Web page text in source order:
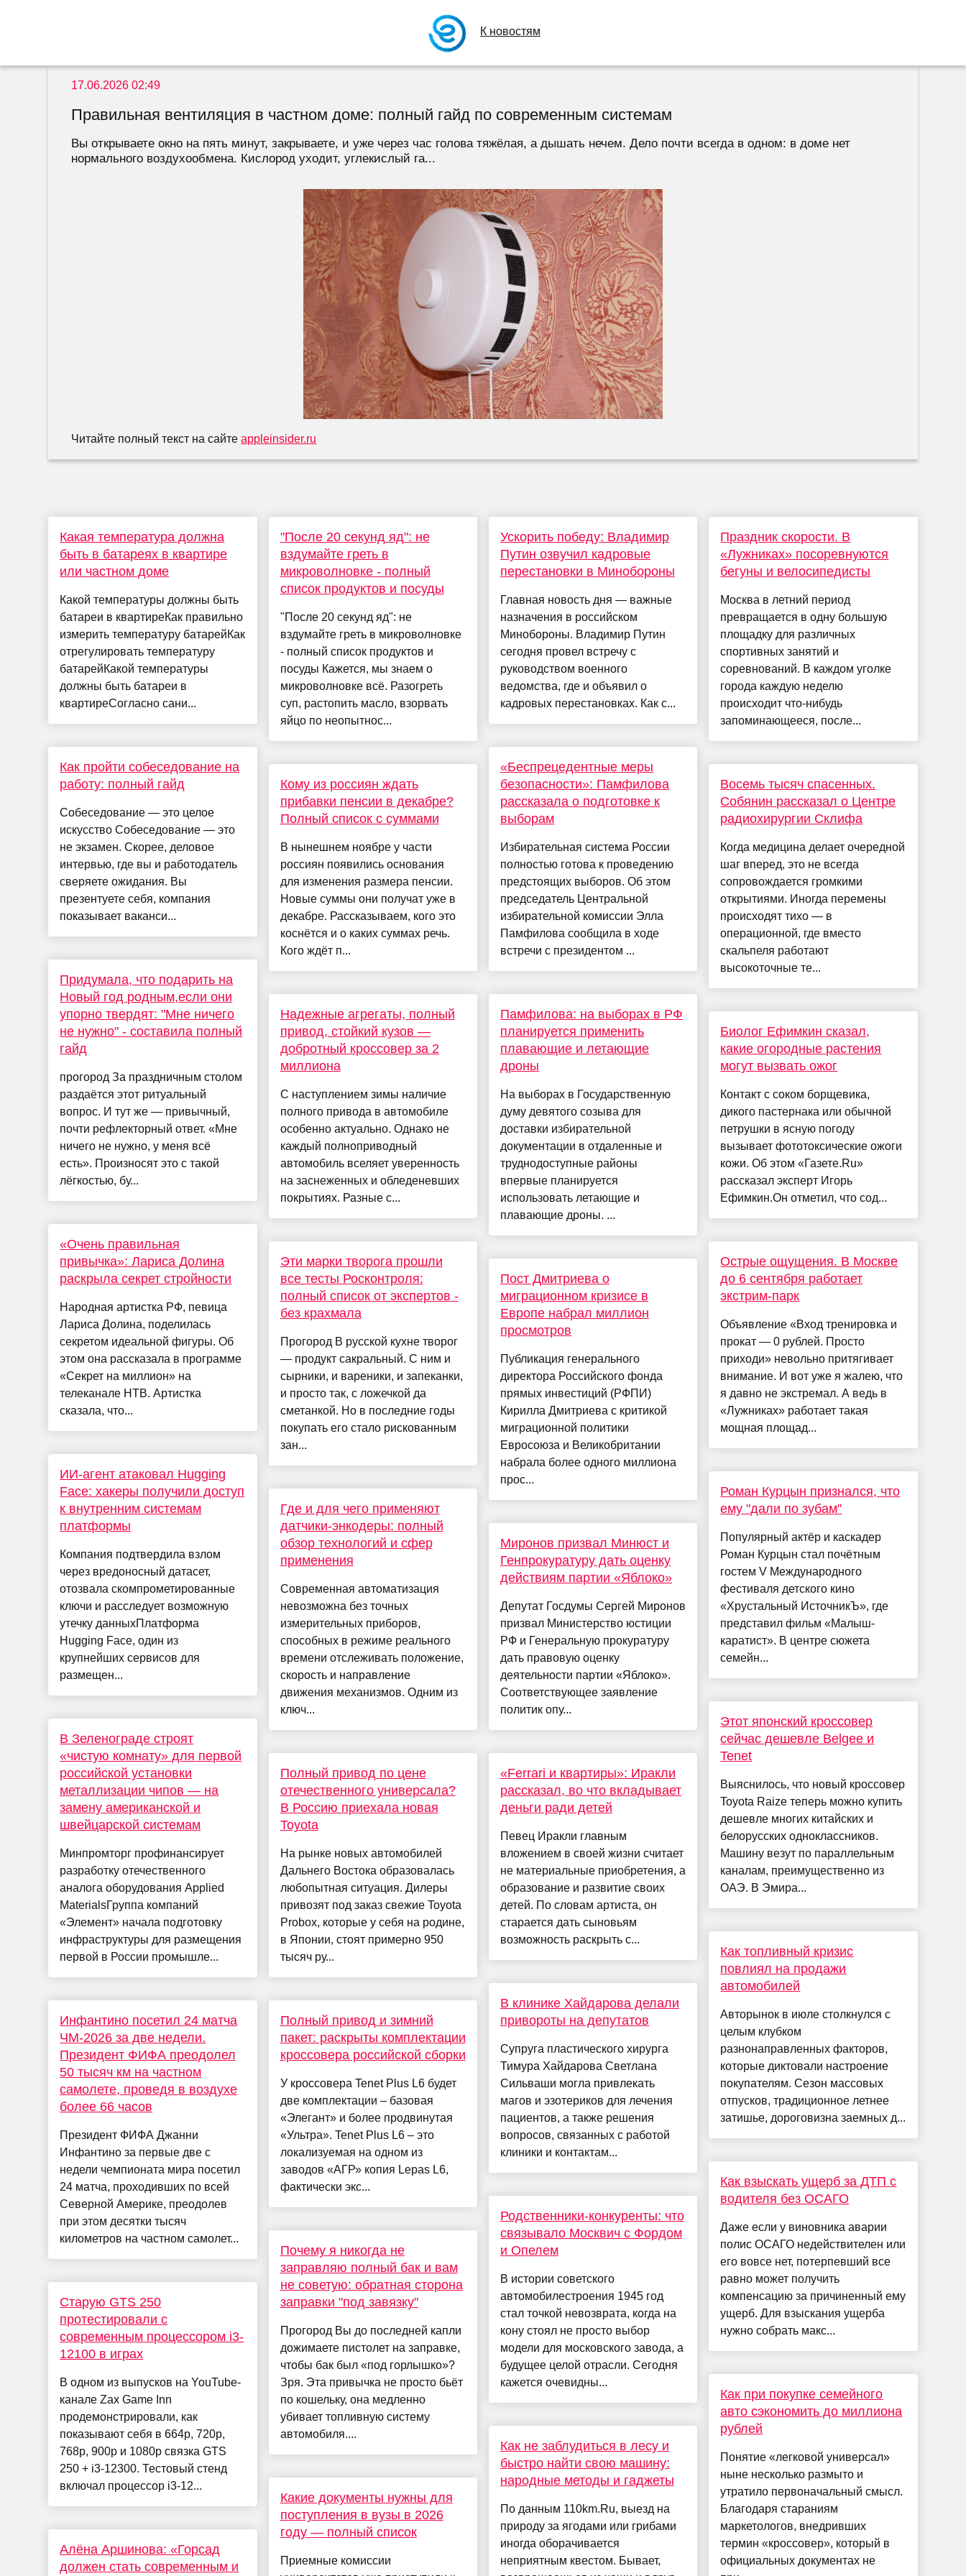
К новостям
17.06.2026 02:49
Правильная вентиляция в частном доме: полный гайд по современным системам
Вы открываете окно на пять минут, закрываете, и уже через час голова тяжёлая, а дышать нечем. Дело почти всегда в одном: в доме нет
нормального воздухообмена. Кислород уходит, углекислый га...
Читайте полный текст на сайтеappleinsider.ru
Какая температура должна
быть в батареях в квартире
или частном доме
Какой температуры должны быть
батареи в квартиреКак правильно
измерить температуру батарейКак
отрегулировать температуру
батарейКакой температуры
должны быть батареи в
квартиреСогласно сани...
Как пройти собеседование на
работу: полный гайд
Собеседование — это целое
искусство Собеседование — это
не экзамен. Скорее, деловое
интервью, где вы и работодатель
сверяете ожидания. Вы
презентуете себя, компания
показывает ваканси...
Придумала, что подарить на
Новый год родным,если они
упорно твердят: "Мне ничего
не нужно" - составила полный
гайд
прогород За праздничным столом
раздаётся этот ритуальный
вопрос. И тут же — привычный,
почти рефлекторный ответ. «Мне
ничего не нужно, у меня всё
есть». Произносят это с такой
лёгкостью, бу...
«Очень правильная
привычка»: Лариса Долина
раскрыла секрет стройности
Народная артистка РФ, певица
Лариса Долина, поделилась
секретом идеальной фигуры. Об
этом она рассказала в программе
«Секрет на миллион» на
телеканале НТВ. Артистка
сказала, что...
ИИ-агент атаковал Hugging
Face: хакеры получили доступ
к внутренним системам
платформы
Компания подтвердила взлом
через вредоносный датасет,
отозвала скомпрометированные
ключи и расследует возможную
утечку данныхПлатформа
Hugging Face, один из
крупнейших сервисов для
размещен...
В Зеленограде строят
«чистую комнату» для первой
российской установки
металлизации чипов — на
замену американской и
швейцарской системам
Минпромторг профинансирует
разработку отечественного
аналога оборудования Applied
MaterialsГруппа компаний
«Элемент» начала подготовку
инфраструктуры для размещения
первой в России промышле...
Инфантино посетил 24 матча
ЧМ-2026 за две недели.
Президент ФИФА преодолел
50 тысяч км на частном
самолете, проведя в воздухе
более 66 часов
Президент ФИФА Джанни
Инфантино за первые две с
недели чемпионата мира посетил
24 матча, проходивших по всей
Северной Америке, преодолев
при этом десятки тысяч
километров на частном самолет...
Старую GTS 250
протестировали с
современным процессором i3-
12100 в играх
В одном из выпусков на YouTube-
канале Zax Game Inn
продемонстрировали, как
показывают себя в 664р, 720р,
768р, 900р и 1080р связка GTS
250 + i3-12300. Тестовый стенд
включал процессор i3-12...
Алёна Аршинова: «Горсад
должен стать современным и
"После 20 секунд яд": не
вздумайте греть в
микроволновке - полный
список продуктов и посуды
"После 20 секунд яд": не
вздумайте греть в микроволновке
- полный список продуктов и
посуды Кажется, мы знаем о
микроволновке всё. Разогреть
суп, растопить масло, взорвать
яйцо по неопытнос...
Кому из россиян ждать
прибавки пенсии в декабре?
Полный список с суммами
В нынешнем ноябре у части
россиян появились основания
для изменения размера пенсии.
Новые суммы они получат уже в
декабре. Рассказываем, кого это
коснётся и о каких суммах речь.
Кого ждёт п...
Надежные агрегаты, полный
привод, стойкий кузов —
добротный кроссовер за 2
миллиона
С наступлением зимы наличие
полного привода в автомобиле
особенно актуально. Однако не
каждый полноприводный
автомобиль вселяет уверенность
на заснеженных и обледеневших
покрытиях. Разные с...
Эти марки творога прошли
все тесты Росконтроля:
полный список от экспертов -
без крахмала
Прогород В русской кухне творог
— продукт сакральный. С ним и
сырники, и вареники, и запеканки,
и просто так, с ложечкой да
сметанкой. Но в последние годы
покупать его стало рискованным
зан...
Где и для чего применяют
датчики-энкодеры: полный
обзор технологий и сфер
применения
Современная автоматизация
невозможна без точных
измерительных приборов,
способных в режиме реального
времени отслеживать положение,
скорость и направление
движения механизмов. Одним из
ключ...
Полный привод по цене
отечественного универсала?
В Россию приехала новая
Toyota
На рынке новых автомобилей
Дальнего Востока образовалась
любопытная ситуация. Дилеры
привозят под заказ свежие Toyota
Probox, которые у себя на родине,
в Японии, стоят примерно 950
тысяч ру...
Полный привод и зимний
пакет: раскрыты комплектации
кроссовера российской сборки
У кроссовера Tenet Plus L6 будет
две комплектации – базовая
«Элегант» и более продвинутая
«Ультра». Tenet Plus L6 – это
локализуемая на одном из
заводов «АГР» копия Lepas L6,
фактически экс...
Почему я никогда не
заправляю полный бак и вам
не советую: обратная сторона
заправки "под завязку"
Прогород Вы до последней капли
дожимаете пистолет на заправке,
чтобы бак был «под горлышко»?
Зря. Эта привычка не просто бьёт
по кошельку, она медленно
убивает топливную систему
автомобиля....
Какие документы нужны для
поступления в вузы в 2026
году — полный список
Приемные комиссии
Ускорить победу: Владимир
Путин озвучил кадровые
перестановки в Минобороны
Главная новость дня — важные
назначения в российском
Минобороны. Владимир Путин
сегодня провел встречу с
руководством военного
ведомства, где и объявил о
кадровых перестановках. Как с...
«Беспрецедентные меры
безопасности»: Памфилова
рассказала о подготовке к
выборам
Избирательная система России
полностью готова к проведению
предстоящих выборов. Об этом
председатель Центральной
избирательной комиссии Элла
Памфилова сообщила в ходе
встречи с президентом ...
Памфилова: на выборах в РФ
планируется применить
плавающие и летающие
дроны
На выборах в Государственную
думу девятого созыва для
доставки избирательной
документации в отдаленные и
труднодоступные районы
впервые планируется
использовать летающие и
плавающие дроны. ...
Пост Дмитриева о
миграционном кризисе в
Европе набрал миллион
просмотров
Публикация генерального
директора Российского фонда
прямых инвестиций (РФПИ)
Кирилла Дмитриева с критикой
миграционной политики
Евросоюза и Великобритании
набрала более одного миллиона
прос...
Миронов призвал Минюст и
Генпрокуратуру дать оценку
действиям партии «Яблоко»
Депутат Госдумы Сергей Миронов
призвал Министерство юстиции
РФ и Генеральную прокуратуру
дать правовую оценку
деятельности партии «Яблоко».
Соответствующее заявление
политик опу...
«Ferrari и квартиры»: Иракли
рассказал, во что вкладывает
деньги ради детей
Певец Иракли главным
вложением в своей жизни считает
не материальные приобретения, а
образование и развитие своих
детей. По словам артиста, он
старается дать сыновьям
возможность раскрыть с...
В клинике Хайдарова делали
привороты на депутатов
Супруга пластического хирурга
Тимура Хайдарова Светлана
Сильваши могла привлекать
магов и эзотериков для лечения
пациентов, а также решения
вопросов, связанных с работой
клиники и контактам...
Родственники-конкуренты: что
связывало Москвич с Фордом
и Опелем
В истории советского
автомобилестроения 1945 год
стал точкой невозврата, когда на
кону стоял не просто выбор
модели для московского завода, а
будущее целой отрасли. Сегодня
кажется очевидны...
Как не заблудиться в лесу и
быстро найти свою машину:
народные методы и гаджеты
По данным 110km.Ru, выезд на
природу за ягодами или грибами
иногда оборачивается
неприятным квестом. Бывает,
Праздник скорости. В
«Лужниках» посоревнуются
бегуны и велосипедисты
Москва в летний период
превращается в одну большую
площадку для различных
спортивных занятий и
соревнований. В каждом уголке
города каждую неделю
происходит что-нибудь
запоминающееся, после...
Восемь тысяч спасенных.
Собянин рассказал о Центре
радиохирургии Склифа
Когда медицина делает очередной
шаг вперед, это не всегда
сопровождается громкими
открытиями. Иногда перемены
происходят тихо — в
операционной, где вместо
скальпеля работают
высокоточные те...
Биолог Ефимкин сказал,
какие огородные растения
могут вызвать ожог
Контакт с соком борщевика,
дикого пастернака или обычной
петрушки в ясную погоду
вызывает фототоксические ожоги
кожи. Об этом «Газете.Ru»
рассказал эксперт Игорь
Ефимкин.Он отметил, что сод...
Острые ощущения. В Москве
до 6 сентября работает
экстрим-парк
Объявление «Вход тренировка и
прокат — 0 рублей. Просто
приходи» невольно притягивает
внимание. И вот уже я жалею, что
я давно не экстремал. А ведь в
«Лужниках» работает такая
мощная площад...
Роман Курцын признался, что
ему "дали по зубам"
Популярный актёр и каскадер
Роман Курцын стал почётным
гостем V Международного
фестиваля детского кино
«Хрустальный ИсточникЪ», где
представил фильм «Малыш-
каратист». В центре сюжета
семейн...
Этот японский кроссовер
сейчас дешевле Belgee и
Tenet
Выяснилось, что новый кроссовер
Toyota Raize теперь можно купить
дешевле многих китайских и
белорусских одноклассников.
Машину везут по параллельным
каналам, преимущественно из
ОАЭ. В Эмира...
Как топливный кризис
повлиял на продажи
автомобилей
Авторынок в июле столкнулся с
целым клубком
разнонаправленных факторов,
которые диктовали настроение
покупателям. Сезон массовых
отпусков, традиционное летнее
затишье, дороговизна заемных д...
Как взыскать ущерб за ДТП с
водителя без ОСАГО
Даже если у виновника аварии
полис ОСАГО недействителен или
его вовсе нет, потерпевший все
равно может получить
компенсацию за причиненный ему
ущерб. Для взыскания ущерба
нужно собрать макс...
Как при покупке семейного
авто сэкономить до миллиона
рублей
Понятие «легковой универсал»
ныне несколько размыто и
утратило первоначальный смысл.
Благодаря стараниям
маркетологов, внедривших
термин «кроссовер», который в
официальных документах не